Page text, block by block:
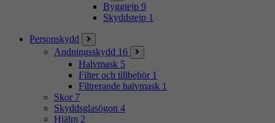
Byggtejp 9
Skyddstejp 1
Personskydd
Andningsskydd 16
Halvmask 5
Filter och tillbehör 1
Filtrerande halvmask 1
Skor 7
Skyddsglasögon 4
Hjälm 2